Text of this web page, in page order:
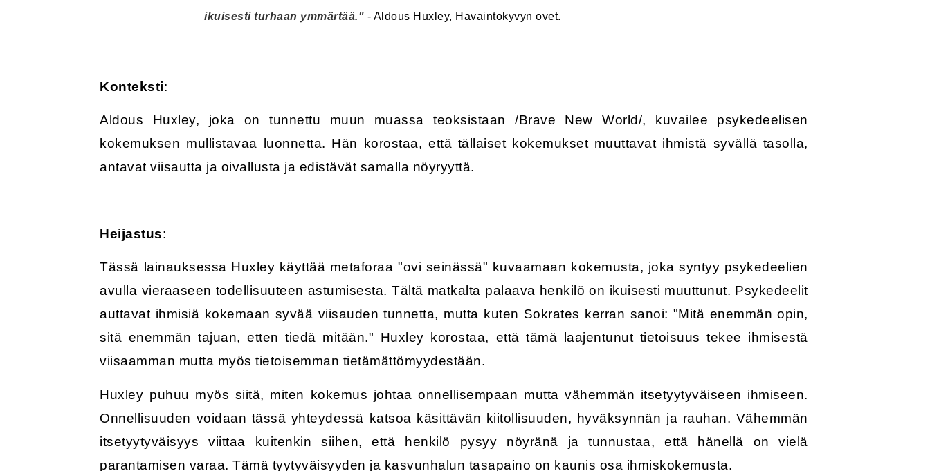
ikuisesti turhaan ymmärtää." - Aldous Huxley, Havaintokyvyn ovet.
Konteksti:
Aldous Huxley, joka on tunnettu muun muassa teoksistaan /Brave New World/, kuvailee psykedeelisen
kokemuksen mullistavaa luonnetta. Hän korostaa, että tällaiset kokemukset muuttavat ihmistä syvällä tasolla,
antavat viisautta ja oivallusta ja edistävät samalla nöyryyttä.
Heijastus:
Tässä lainauksessa Huxley käyttää metaforaa "ovi seinässä" kuvaamaan kokemusta, joka syntyy psykedeelien
avulla vieraaseen todellisuuteen astumisesta. Tältä matkalta palaava henkilö on ikuisesti muuttunut. Psykedeelit
auttavat ihmisiä kokemaan syvää viisauden tunnetta, mutta kuten Sokrates kerran sanoi: "Mitä enemmän opin,
sitä enemmän tajuan, etten tiedä mitään." Huxley korostaa, että tämä laajentunut tietoisuus tekee ihmisestä
viisaamman mutta myös tietoisemman tietämättömyydestään.
Huxley puhuu myös siitä, miten kokemus johtaa onnellisempaan mutta vähemmän itsetyytyväiseen ihmiseen.
Onnellisuuden voidaan tässä yhteydessä katsoa käsittävän kiitollisuuden, hyväksynnän ja rauhan. Vähemmän
itsetyytyväisyys viittaa kuitenkin siihen, että henkilö pysyy nöyränä ja tunnustaa, että hänellä on vielä
parantamisen varaa. Tämä tyytyväisyyden ja kasvunhalun tasapaino on kaunis osa ihmiskokemusta.